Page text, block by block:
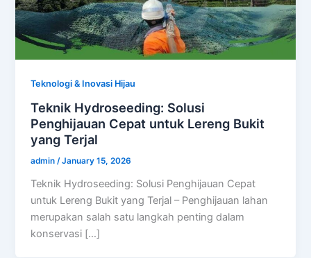
Teknologi & Inovasi Hijau
Teknik Hydroseeding: Solusi
Penghijauan Cepat untuk Lereng Bukit
yang Terjal
admin/January 15, 2026
Teknik Hydroseeding: Solusi Penghijauan Cepat
untuk Lereng Bukit yang Terjal – Penghijauan lahan
merupakan salah satu langkah penting dalam
konservasi […]